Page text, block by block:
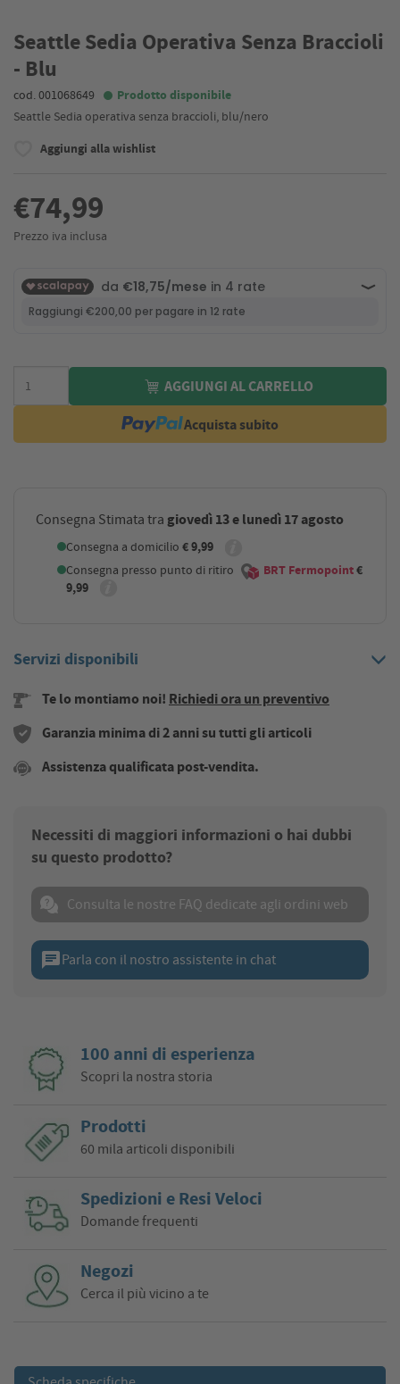
Seattle Sedia Operativa Senza Braccioli
- Blu
cod. 001068649 Prodotto disponibile
Seattle Sedia operativa senza braccioli, blu/nero
Aggiungi alla wishlist
€74,99
Prezzo iva inclusa
AGGIUNGI AL CARRELLO
Acquista subito
Consegna Stimata tra giovedì 13 e lunedì 17 agosto
Consegna a domicilio € 9,99
Consegna presso punto di ritiro BRT Fermopoint€
9,99
Servizi disponibili
Te lo montiamo noi! Richiedi ora un preventivo
Garanzia minima di 2 anni su tutti gli articoli
Assistenza qualificata post-vendita.
Necessiti di maggiori informazioni o hai dubbi
su questo prodotto?
Consulta le nostre FAQ dedicate agli ordini web
chatParla con il nostro assistente in chat
100 anni di esperienza
Scopri la nostra storia
Prodotti
60 mila articoli disponibili
Spedizioni e Resi Veloci
Domande frequenti
Negozi
Cerca il più vicino a te